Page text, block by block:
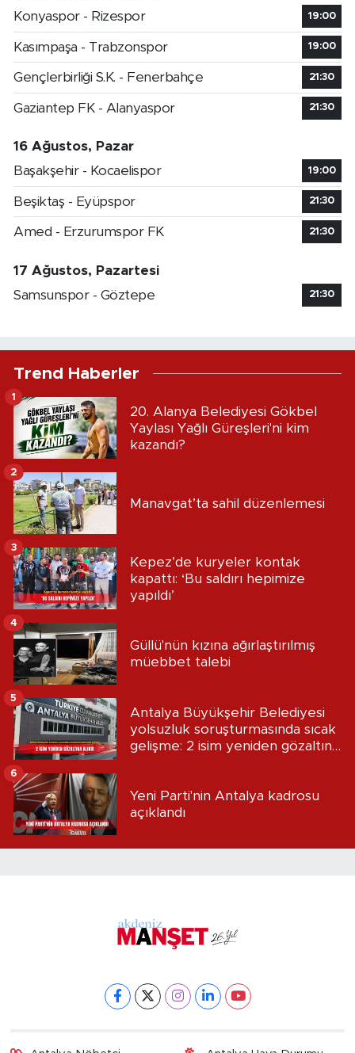
Konyaspor - Rizespor
19:00
Kasımpaşa - Trabzonspor 19:00
Gençlerbirliği S.K. - Fenerbahçe 21:30
Gaziantep FK - Alanyaspor 21:30
16 Ağustos, Pazar
Başakşehir - Kocaelispor
19:00
Beşiktaş - Eyüpspor 21:30
Amed - Erzurumspor FK 21:30
17 Ağustos, Pazartesi
Samsunspor - Göztepe
21:30
Trend Haberler
20. Alanya Belediyesi Gökbel
Yaylası Yağlı Güreşleri'ni kim
kazandı?
1
Manavgat’ta sahil düzenlemesi
2
Kepez’de kuryeler kontak
kapattı: ‘Bu saldırı hepimize
yapıldı’
3
Güllü'nün kızına ağırlaştırılmış
müebbet talebi
4
Antalya Büyükşehir Belediyesi
yolsuzluk soruşturmasında sıcak
gelişme: 2 isim yeniden gözaltına
5
Yeni Parti'nin Antalya kadrosu
açıklandı
6